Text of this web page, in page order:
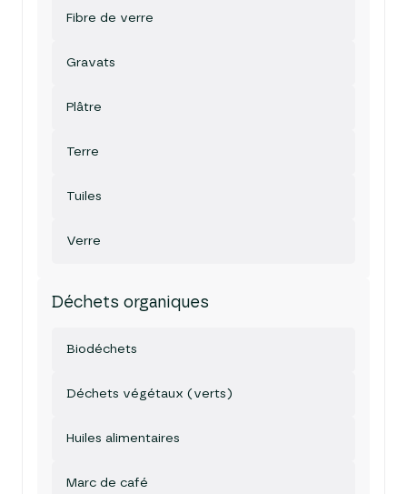
Fibre de verre
Gravats
Plâtre
Terre
Tuiles
Verre
Déchets organiques
Biodéchets
Déchets végétaux (verts)
Huiles alimentaires
Marc de café